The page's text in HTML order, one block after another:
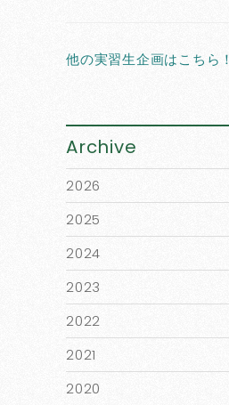
他の実習生企画はこちら！
Archive
2026
2025
2024
2023
2022
2021
2020